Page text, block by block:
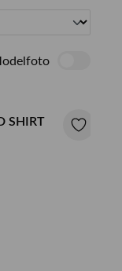
SHIRT